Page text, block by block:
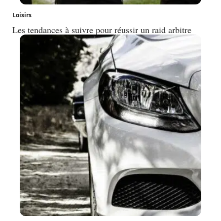
Loisirs
Les tendances à suivre pour réussir un raid arbitre